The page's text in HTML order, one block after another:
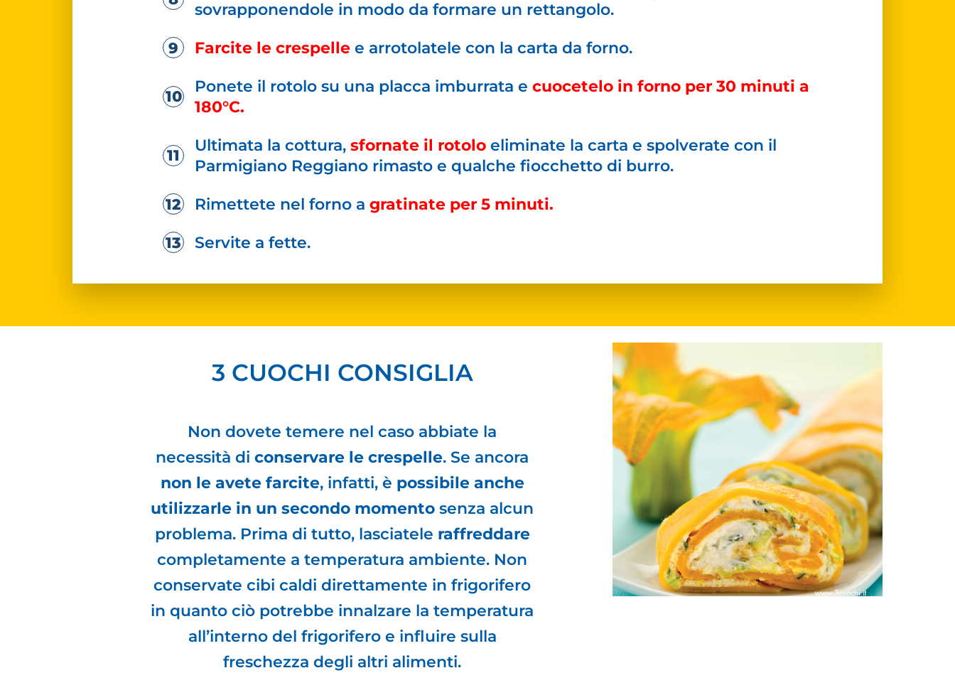
sovrapponendole in modo da formare un rettangolo.
Farcite le crespelle e arrotolatele con la carta da forno.
Ponete il rotolo su una placca imburrata e cuocetelo in forno per 30 minuti a
180°C.
Ultimata la cottura, sfornate il rotolo eliminate la carta e spolverate con il
Parmigiano Reggiano rimasto e qualche fiocchetto di burro.
Rimettete nel forno a gratinate per 5 minuti.
Servite a fette.
3 CUOCHI CONSIGLIA
Non dovete temere nel caso abbiate la
necessità diconservare le crespelle. Se ancora
non le avete farcite, infatti, è possibile anche
utilizzarle in un secondo momento senza alcun
problema. Prima di tutto, lasciatele raffreddare
completamente a temperatura ambiente. Non
conservate cibi caldi direttamente in frigorifero
in quanto ciò potrebbe innalzare la temperatura
all’interno del frigorifero e influire sulla
freschezza degli altri alimenti.